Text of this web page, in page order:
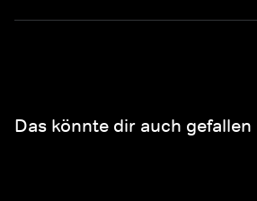
Das könnte dir auch gefallen